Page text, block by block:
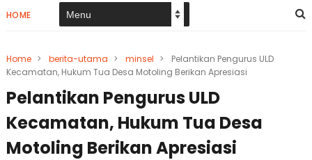
HOME
Home > berita-utama > minsel >
Pelantikan Pengurus ULD
Kecamatan, Hukum Tua Desa Motoling Berikan Apresiasi
Pelantikan Pengurus ULD
Kecamatan, Hukum Tua Desa
Motoling Berikan Apresiasi